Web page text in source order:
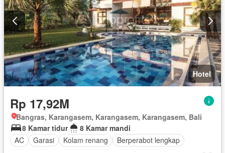
Hotel
Rp 17,92M
Bangras, Karangasem, Karangasem, Karangasem, Bali
8 Kamar tidur
8 Kamar mandi
AC
Garasi Kolam renang Berperabot lengkap